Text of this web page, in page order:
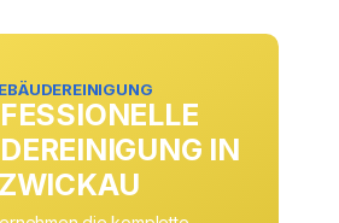
IN
ZWICKAU